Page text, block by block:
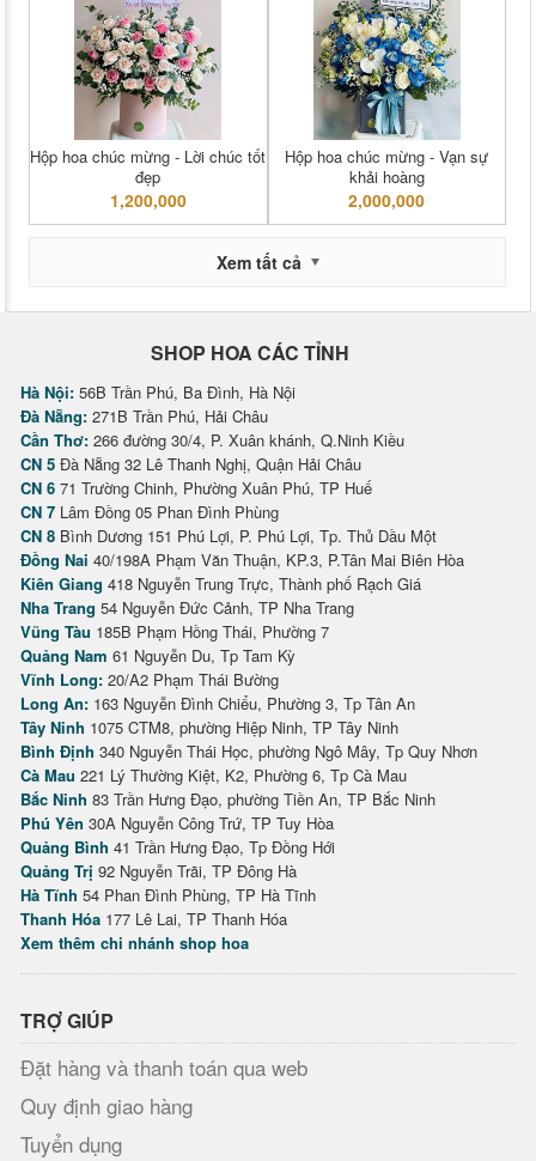
Hộp hoa chúc mừng - Lời chúc tốt
đẹp
1,200,000
Hộp hoa chúc mừng - Vạn sự
khải hoàng
2,000,000
Xem tất cả
SHOP HOA CÁC TỈNH
Hà Nội: 56B Trần Phú, Ba Đình, Hà Nội
Đà Nẵng: 271B Trần Phú, Hải Châu
Cần Thơ: 266 đường 30/4, P. Xuân khánh, Q.Ninh Kiều
CN 5 Đà Nẵng 32 Lê Thanh Nghị, Quận Hải Châu
CN 6 71 Trường Chinh, Phường Xuân Phú, TP Huế
CN 7 Lâm Đồng 05 Phan Đình Phùng
CN 8 Bình Dương 151 Phú Lợi, P. Phú Lợi, Tp. Thủ Dầu Một
Đồng Nai 40/198A Phạm Văn Thuận, KP.3, P.Tân Mai Biên Hòa
Kiên Giang 418 Nguyễn Trung Trực, Thành phố Rạch Giá
Nha Trang 54 Nguyễn Đức Cảnh, TP Nha Trang
Vũng Tàu 185B Phạm Hồng Thái, Phường 7
Quảng Nam 61 Nguyễn Du, Tp Tam Kỳ
Vĩnh Long: 20/A2 Phạm Thái Bường
Long An: 163 Nguyễn Đình Chiểu, Phường 3, Tp Tân An
Tây Ninh 1075 CTM8, phường Hiệp Ninh, TP Tây Ninh
Bình Định 340 Nguyễn Thái Học, phường Ngô Mây, Tp Quy Nhơn
Cà Mau 221 Lý Thường Kiệt, K2, Phường 6, Tp Cà Mau
Bắc Ninh 83 Trần Hưng Đạo, phường Tiền An, TP Bắc Ninh
Phú Yên 30A Nguyễn Công Trứ, TP Tuy Hòa
Quảng Bình 41 Trần Hưng Đạo, Tp Đồng Hới
Quảng Trị 92 Nguyễn Trãi, TP Đông Hà
Hà Tĩnh 54 Phan Đình Phùng, TP Hà Tĩnh
Thanh Hóa 177 Lê Lai, TP Thanh Hóa
Xem thêm chi nhánh shop hoa
TRỢ GIÚP
Đặt hàng và thanh toán qua web
Quy định giao hàng
Tuyển dụng